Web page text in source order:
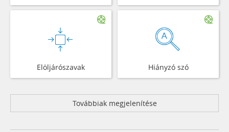
Elöljárószavak Hiányzó szó
Továbbiak megjelenítése